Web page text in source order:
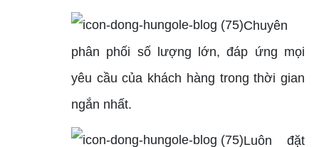
Chuyên
phân phối số lượng lớn, đáp ứng mọi
yêu cầu của khách hàng trong thời gian
ngắn nhất.
Luôn đặt